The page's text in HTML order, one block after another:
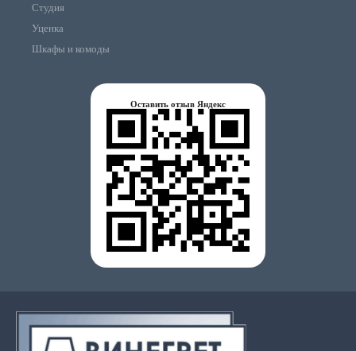
Студия
Уценка
Шкафы и комоды
Оставить отзыв Яндекс